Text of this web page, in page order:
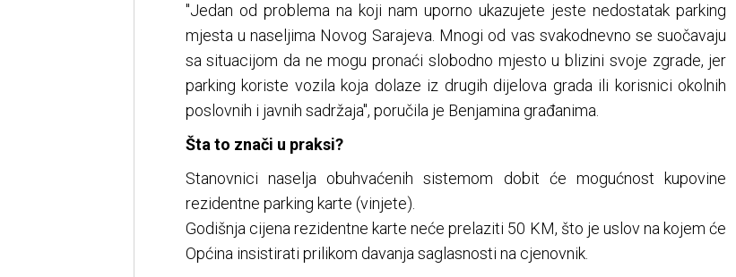
"Jedan od problema na koji nam uporno ukazujete jeste nedostatak parking
mjesta u naseljima Novog Sarajeva. Mnogi od vas svakodnevno se suočavaju
sa situacijom da ne mogu pronaći slobodno mjesto u blizini svoje zgrade, jer
parking koriste vozila koja dolaze iz drugih dijelova grada ili korisnici okolnih
poslovnih i javnih sadržaja", poručila je Benjamina građanima.
Šta to znači u praksi?
Stanovnici naselja obuhvaćenih sistemom dobit će mogućnost kupovine
rezidentne parking karte (vinjete).
Godišnja cijena rezidentne karte neće prelaziti 50 KM, što je uslov na kojem će
Općina insistirati prilikom davanja saglasnosti na cjenovnik.